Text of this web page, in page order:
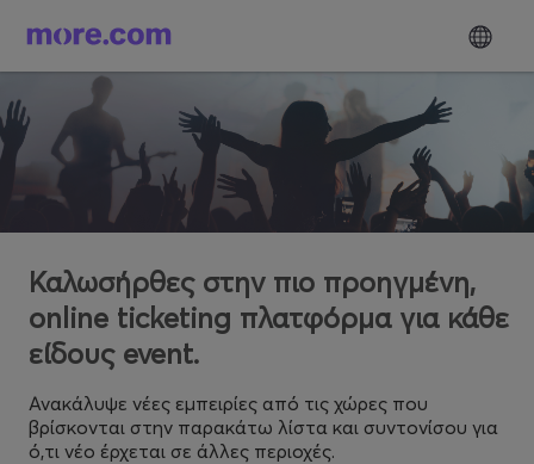
Καλωσήρθες στην πιο προηγμένη,
online ticketing πλατφόρμα για κάθε
είδους event.
Ανακάλυψε νέες εμπειρίες από τις χώρες που
βρίσκονται στην παρακάτω λίστα και συντονίσου για
ό,τι νέο έρχεται σε άλλες περιοχές.